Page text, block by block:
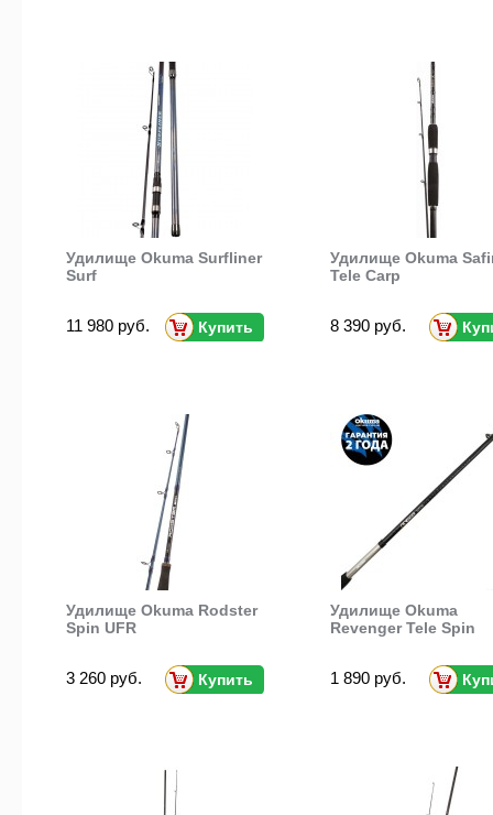
Удилище Okuma Surfliner
Surf
11 980 руб. Купить
Удилище Okuma
Tele Carp
8 390 руб.
Удилище Okuma Rodster
Spin UFR
3 260 руб. Купить
Удилище Okuma
Revenger Tele Spin
1 890 руб.